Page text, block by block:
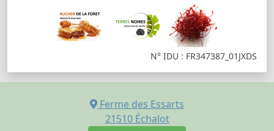
N° IDU : FR347387_01JXDS
Ferme des Essarts
21510 Échalot